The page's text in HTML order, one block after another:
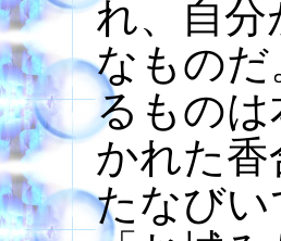
れ、自分
なものだ
るもの
かれた
たなび